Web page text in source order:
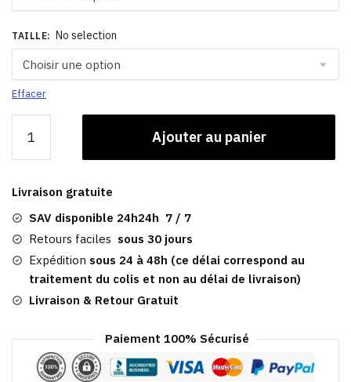
TAILLE: No selection
Effacer
Béret
Rétro
|
Pied
de
Poule
Britannique
Ajouter au panier
Livraison gratuite
SAV disponible 24h24h 7 / 7
Retours faciles sous 30 jours
Expédition sous 24 à 48h (ce délai correspond au
traitement du colis et non au délai de livraison)
Livraison & Retour Gratuit
Paiement 100% Sécurisé